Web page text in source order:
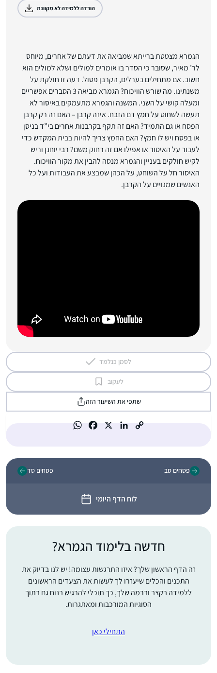
הורדה ללמידה לא מקוונת
הגמרא מצטטת ברייתא שמביאה את דעתם של אחרים, מיוחס
לר’ מאיר, שסובר כי הסדר בו אומרים למולים ושלא למולים הוא
חשוב. אם מתחילים בערלים, הקרבן פסול. דעה זו חולקת על
משנתינו. מה שורש הוויכוח? הגמרא מביאה 3 הסברים אפשריים
ומעלה קושי על השני. המשנה והגמרא מתעמקים באיסור לא
תעשה לשחוט על חמץ דם הזבח. איזה קרבן – האם זה רק קרבן
הפסח או גם התמיד? האם זה תקף בקרבנות אחרים בי”ד בניסן
או בפסח ויש לו חמץ? האם החמץ צריך להיות בבית המקדש כדי
לעבור על האיסור או אפילו אם זה רחוק משם? רבי יוחנן וריש
לקיש חולקים בעניין והגמרא מנסה להבין את מקור הוויכוח.
האיסור חל על השוחט, על הכהן שמבצע את העבודות ועל כל
האנשים שמנויים על הקרבן.
לסמן כנלמד
לעקוב
שתפי את השיעור הזה
פסחים סב
לוח הדף היומי
פסחים סד
חדשה בלימוד הגמרא?
זה הדף הראשון שלך? איזו התרגשות עצומה! יש לנו בדיוק את
התכנים והכלים שיעזרו לך לעשות את הצעדים הראשונים
ללמידה בקצב וברמה שלך, כך תוכלי להרגיש בנוח גם בתוך
הסוגיות המורכבות ומאתגרות.
התחילי כאן